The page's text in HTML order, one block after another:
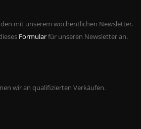
mit unserem wöchentlichen Newsletter.
Formularfür unseren Newsletter an.
wir an qualifizierten Verkäufen.